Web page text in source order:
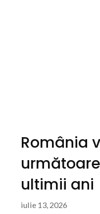
România
ultimii ani
iulie 13, 2026